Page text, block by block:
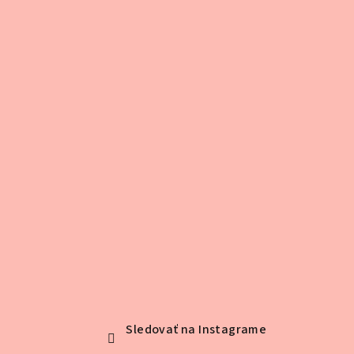
Sledovať na Instagrame